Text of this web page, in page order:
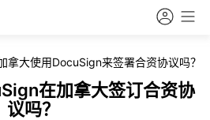
拿大使用DocuSign来签署合资协议吗？
在加拿大签订合资协
议吗？